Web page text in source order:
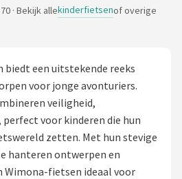
· Bekijk allekinderfietsenof overige
een uitstekende reeks
voor jonge avonturiers.
veiligheid,
voor kinderen die hun
zetten. Met hun stevige
hanteren ontwerpen en
Wimona-fietsen ideaal voor